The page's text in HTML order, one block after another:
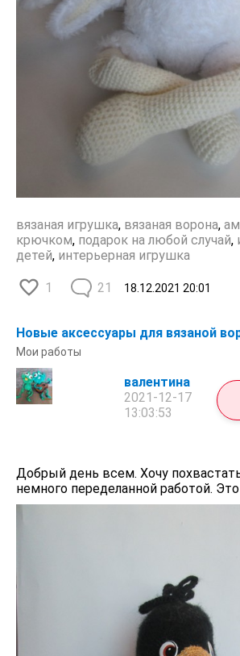
вязаная игрушка, вязаная ворона,
крючком, подарок на любой случай,
детей, интерьерная игрушка
1 18.12.2021 20:01
21
Новые аксессуары для вязаной
Мои работы
валентина
2021-12-17
13:03:53
Добрый день всем. Хочу
немного переделанной работой.